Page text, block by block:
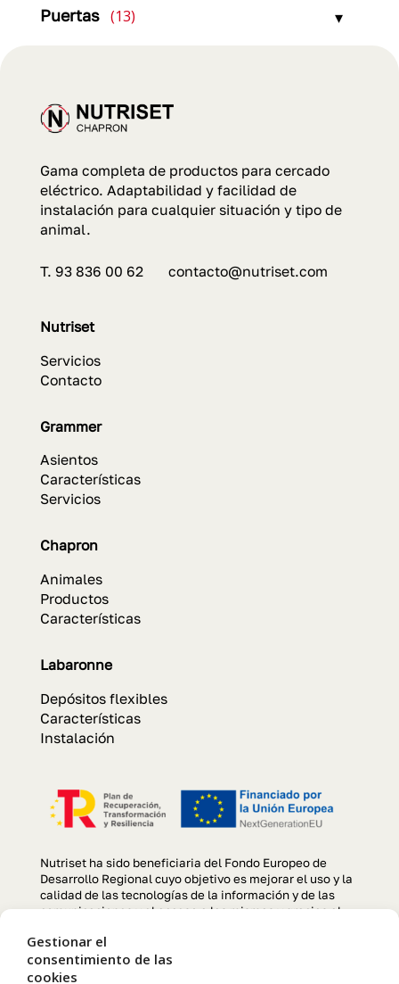
Gestionar el
consentimiento de las
cookies
Puertas 1313
Gama completa de productos para cercado
eléctrico. Adaptabilidad y facilidad de
instalación para cualquier situación y tipo de
animal.
T. 93 836 00 62 contacto@nutriset.com
Nutriset
Servicios
Contacto
Grammer
Asientos
Características
Servicios
Chapron
Animales
Productos
Características
Labaronne
Depósitos flexibles
Características
Instalación
Nutriset ha sido beneficiaria del Fondo Europeo de
Desarrollo Regional cuyo objetivo es mejorar el uso y la
calidad de las tecnologías de la información y de las
comunicaciones y el acceso a las mismas y gracias al
optimización de la página web, para la mejora de
competitividad y productividad de la empresa durante el
año 2022. Para ello ha contado con el apoyo del